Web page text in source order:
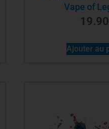
Vape of
19.90
Ajouter au